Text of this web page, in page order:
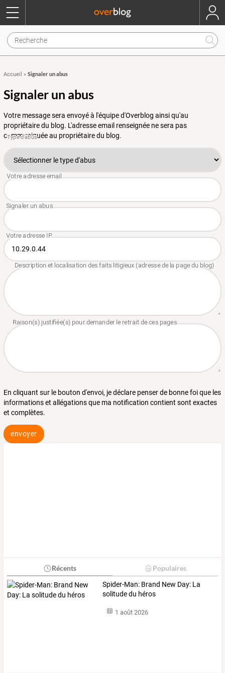
Accueil » Signaler un abus
Signaler un abus
Votre message sera envoyé à l'équipe d'Overblog ainsi qu'au
propriétaire du blog. L'adresse email renseignée ne sera pas
communiquée au propriétaire du blog.
En cliquant sur le bouton d'envoi, je déclare penser de bonne foi que les
informations et allégations que ma notification contient sont exactes
et complètes.
envoyer
Récents Populaires
Spider-Man: Brand New Day: La
solitude du héros
1 août 2026